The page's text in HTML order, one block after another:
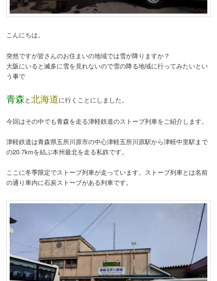
こんにちは。
突然ですが皆さんのお住まいの地域では雪が降りますか？
大阪にいると滅多に雪を見れないので雪の降る地域に行ってみたいとい
う事で
青森と北海道に行くことにしました。
今回はその中でも青森を走る津軽鉄道のストーブ列車をご紹介します。
津軽鉄道は青森県五所川原市の中心津軽五所川原駅から津軽中里駅まで
の20.7kmを結ぶ本州最北を走る私鉄です。
ここに冬季限定でストーブ列車が走っています。ストーブ列車とは名前
の通り車内に石炭ストーブがある列車です。